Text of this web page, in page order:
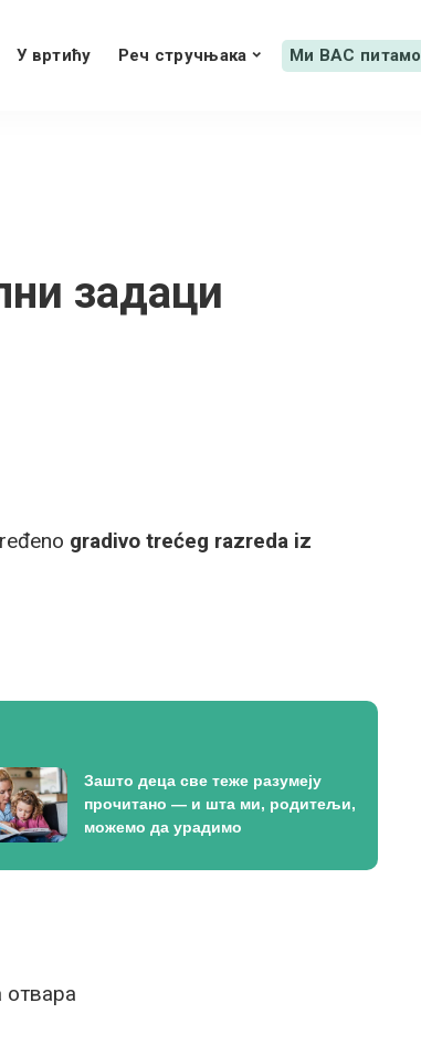
У вртићу Реч стручњака Ми ВАС питамо
задаци
gradivo trećeg razreda iz
Зашто деца све теже разумеју
прочитано — и шта ми, родитељи,
можемо да урадимо
отвара